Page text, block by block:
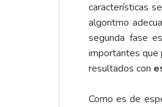
características
algoritmo
segunda fase
importantes que
resultados con
Como es de